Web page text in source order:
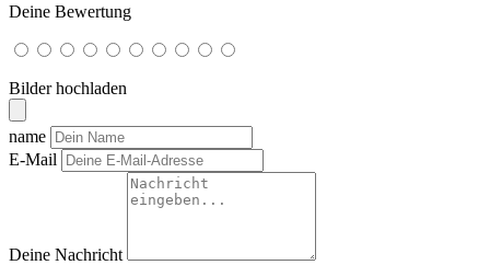
Deine Bewertung
Bilder hochladen
name
E-Mail
Deine Nachricht